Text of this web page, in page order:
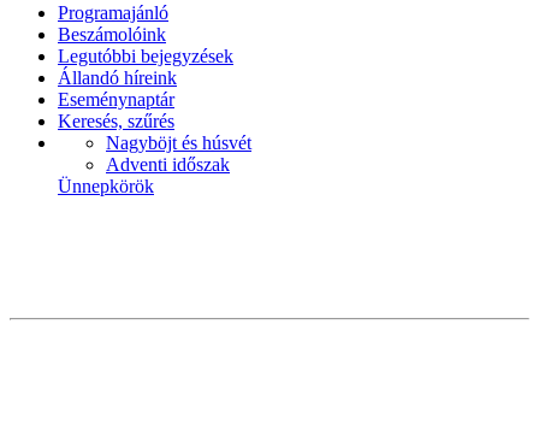
Programajánló
Beszámolóink
Legutóbbi bejegyzések
Állandó híreink
Eseménynaptár
Keresés, szűrés
Nagyböjt és húsvét
Adventi időszak
Ünnepkörök